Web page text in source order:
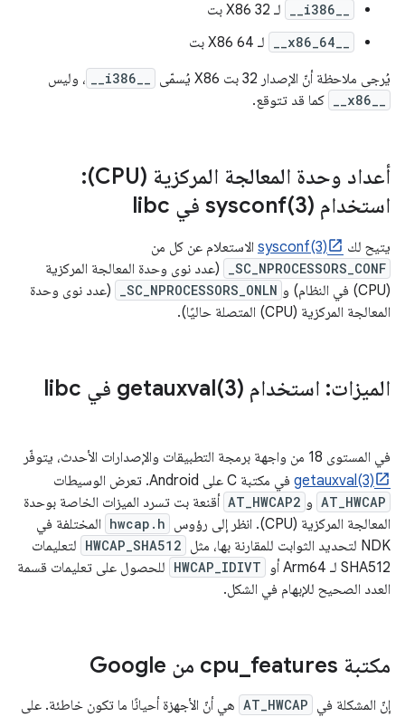
__i386__ لـ X86 32 بت
__x86_64__
لـ X86 64 بت
يُرجى ملاحظة أنّ الإصدار 32 بت X86 يُسمّى
__i386__ ، وليس
__x86__ كما قد تتوقع.
أعداد وحدة المعالجة المركزية (CPU):
استخدام
sysconf(3) في libc
يتيح لك sysconf(3) الاستعلام عن كل من
_SC_NPROCESSORS_CONF
(عدد نوى وحدة المعالجة المركزية
(CPU) في النظام) و
_SC_NPROCESSORS_ONLN
(عدد نوى وحدة
المعالجة المركزية (CPU) المتصلة حاليًا).
الميزات: استخدام getauxval(3) في libc
في المستوى 18 من واجهة برمجة التطبيقات والإصدارات الأحدث، يتوفّر
getauxval(3) في مكتبة C على Android. تعرض الوسيطات
AT_HWCAP و AT_HWCAP2 أقنعة بت تسرد الميزات الخاصة بوحدة
المعالجة المركزية (CPU). انظر إلى رؤوس
hwcap.h المختلفة في
NDK لتحديد الثوابت للمقارنة بها، مثل
HWCAP_SHA512 لتعليمات
SHA512 لـ Arm64 أو
HWCAP_IDIVT للحصول على تعليمات قسمة
العدد الصحيح للإبهام في الشكل.
مكتبة cpu features من Google
إنّ المشكلة في AT_HWCAP هي أنّ الأجهزة أحيانًا ما تكون خاطئة. على